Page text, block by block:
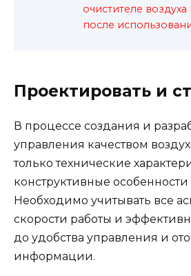
очистителе воздуха
после
Проектировать и
В процессе создания и
управления качеством
только технические
конструктивные особенности
Необходимо учитывать все
скорости работы и
до удобства управления и
информации.